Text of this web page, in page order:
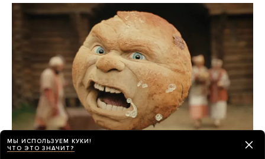
МЫ ИСПОЛЬЗУЕМ КУКИ!
ЧТО ЭТО ЗНАЧИТ?